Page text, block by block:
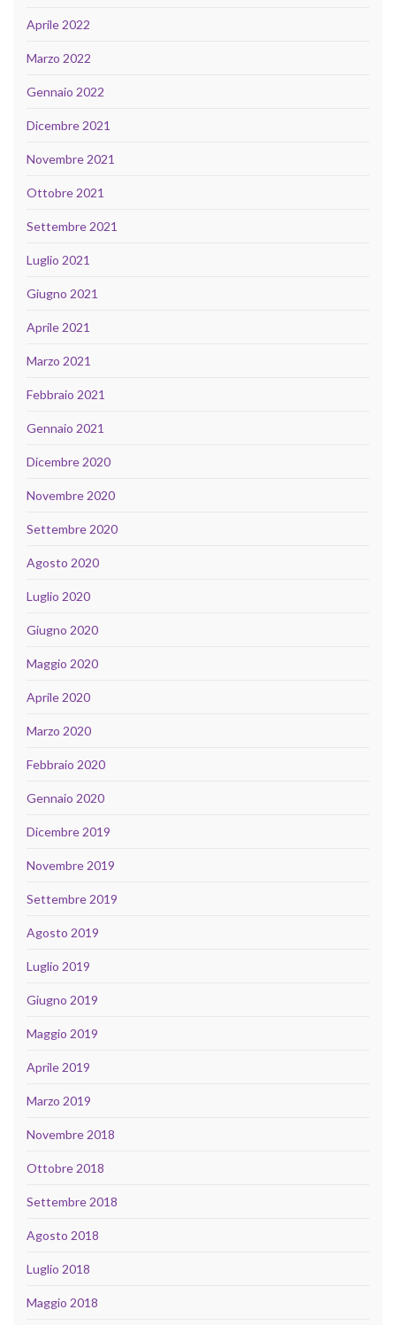
Aprile 2022
Marzo 2022
Gennaio 2022
Dicembre 2021
Novembre 2021
Ottobre 2021
Settembre 2021
Luglio 2021
Giugno 2021
Aprile 2021
Marzo 2021
Febbraio 2021
Gennaio 2021
Dicembre 2020
Novembre 2020
Settembre 2020
Agosto 2020
Luglio 2020
Giugno 2020
Maggio 2020
Aprile 2020
Marzo 2020
Febbraio 2020
Gennaio 2020
Dicembre 2019
Novembre 2019
Settembre 2019
Agosto 2019
Luglio 2019
Giugno 2019
Maggio 2019
Aprile 2019
Marzo 2019
Novembre 2018
Ottobre 2018
Settembre 2018
Agosto 2018
Luglio 2018
Maggio 2018